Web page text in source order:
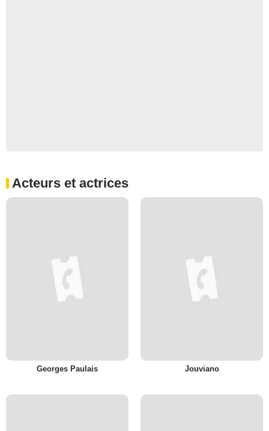
Acteurs et actrices
Georges Paulais Jouviano